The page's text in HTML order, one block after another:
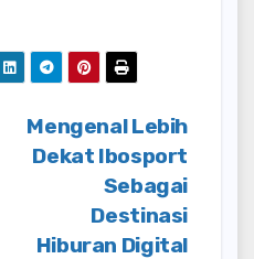
Mengenal Lebih
Dekat Ibosport
Sebagai
Destinasi
Hiburan Digital